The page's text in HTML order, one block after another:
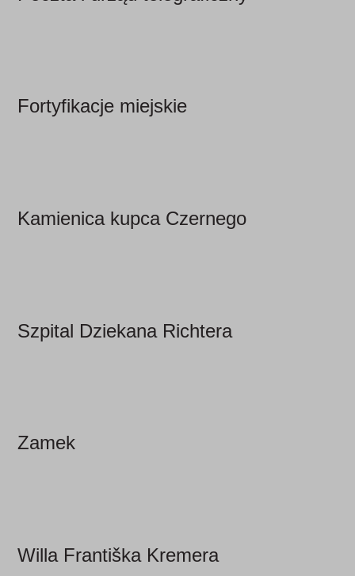
Fortyfikacje miejskie
Kamienica kupca Czernego
Szpital Dziekana Richtera
Zamek
Willa Františka Kremera